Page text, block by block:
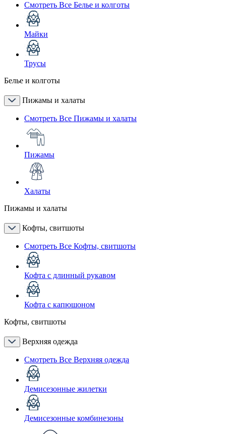
Смотреть Все Белье и колготы
Майки
Трусы
Белье и колготы
Пижамы и халаты
Смотреть Все Пижамы и халаты
Пижамы
Халаты
Пижамы и халаты
Кофты, свитшоты
Смотреть Все Кофты, свитшоты
Кофта с длинный рукавом
Кофта с капюшоном
Кофты, свитшоты
Верхняя одежда
Смотреть Все Верхняя одежда
Демисезонные жилетки
Демисезонные комбинезоны